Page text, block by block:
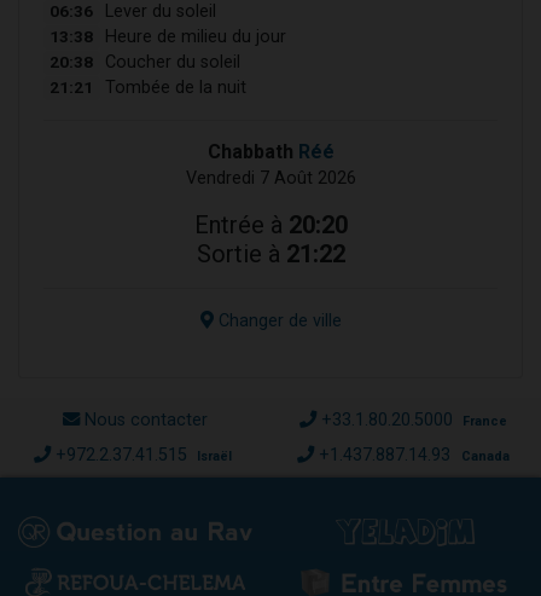
06:36 Lever du soleil
13:38 Heure de milieu du jour
20:38 Coucher du soleil
21:21 Tombée de la nuit
Chabbath Réé
Vendredi 7 Août 2026
Entrée à 20:20
Sortie à 21:22
Changer de ville
Nous contacter +33.1.80.20.5000 France
+972.2.37.41.515 Israël +1.437.887.14.93 Canada